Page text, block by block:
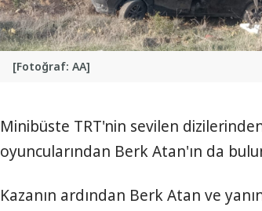
[Fotoğraf: AA]
Minibüste TRT'nin sevilen
oyuncularından Berk Atan'ın da
Kazanın ardından Berk Atan ve